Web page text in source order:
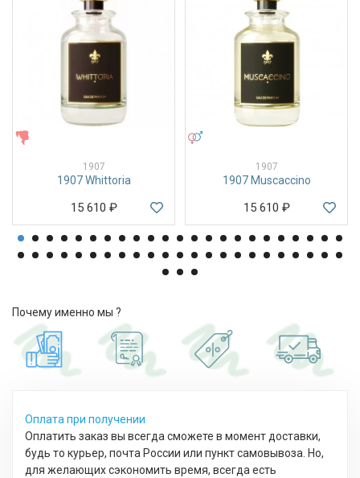
1907
1907 Whittoria
15 610 ₽
1907
1907 Muscaccino
15 610 ₽
Почему именно мы ?
Оплата при получении
Оплатить заказ вы всегда сможете в момент доставки,
будь то курьер, почта России или пункт самовывоза. Но,
для желающих сэкономить время, всегда есть